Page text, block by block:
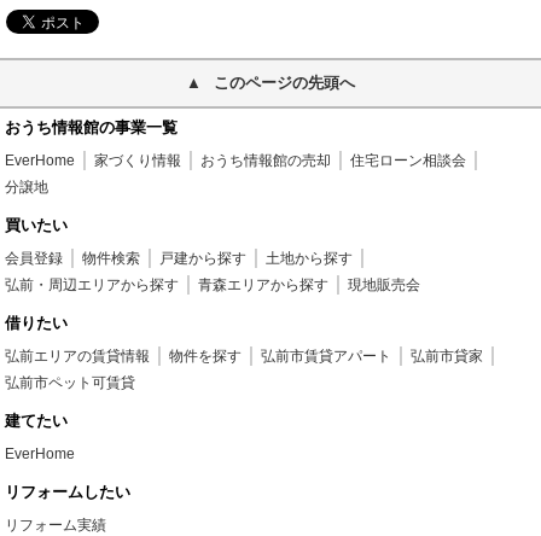
このページの先頭へ
おうち情報館の事業一覧
EverHome 家づくり情報 おうち情報館の売却
住宅ローン相談会
分譲地
買いたい
会員登録 物件検索 戸建から探す
土地から探す
弘前・周辺エリアから探す
青森エリアから探す 現地販売会
借りたい
弘前エリアの賃貸情報 物件を探す 弘前市賃貸アパート
弘前市貸家
弘前市ペット可賃貸
建てたい
EverHome
リフォームしたい
リフォーム実績